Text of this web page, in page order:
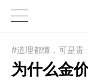
1X
#道理都懂，可是贵
为什么金